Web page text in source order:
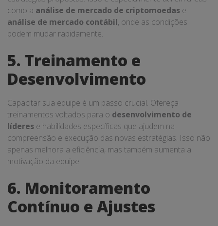
como a análise de mercado de criptomoedas e
análise de mercado contábil, onde as condições
podem mudar rapidamente.
5. Treinamento e
Desenvolvimento
Capacitar sua equipe é um passo crucial. Ofereça
treinamentos voltados para o desenvolvimento de
líderes e habilidades específicas que ajudem na
compreensão e execução das novas estratégias. Isso não
apenas melhora a eficiência, mas também aumenta a
motivação da equipe.
6. Monitoramento
Contínuo e Ajustes